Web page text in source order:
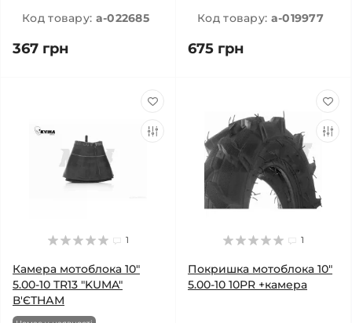
Код товару: a-022685
367 грн
Код товару: a-019977
675 грн
1
Камера мотоблока 10"
5.00-10 TR13 "KUMA"
В'ЄТНАМ
1
Покришка мотоблока 10"
5.00-10 10PR +камера